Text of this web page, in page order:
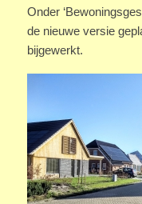
Onder
de nieuwe versie
bijgewerkt.